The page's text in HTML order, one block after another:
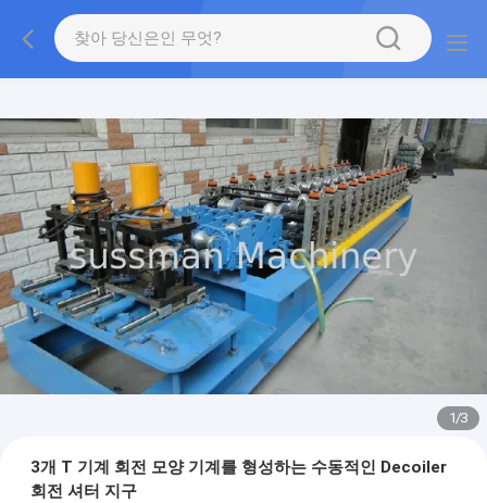
1/3
3개 T 기계 회전 모양 기계를 형성하는 수동적인 Decoiler
회전 셔터 지구